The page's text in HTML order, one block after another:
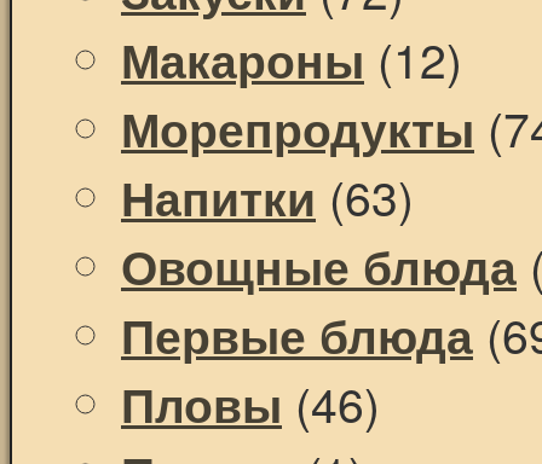
Макароны (12)
Морепродукты
Напитки (63)
Овощные блюда
Первые блюда
Пловы (46)